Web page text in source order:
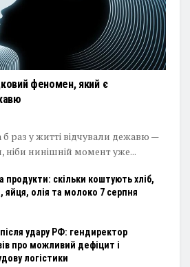
феномен, який є
б раз у житті відчували дежавю —
ніби нинішній момент уже...
продукти: скільки коштують хліб,
яйця, олія та молоко 7 серпня
удару РФ: гендиректор
про можливий дефіцит і
логістики